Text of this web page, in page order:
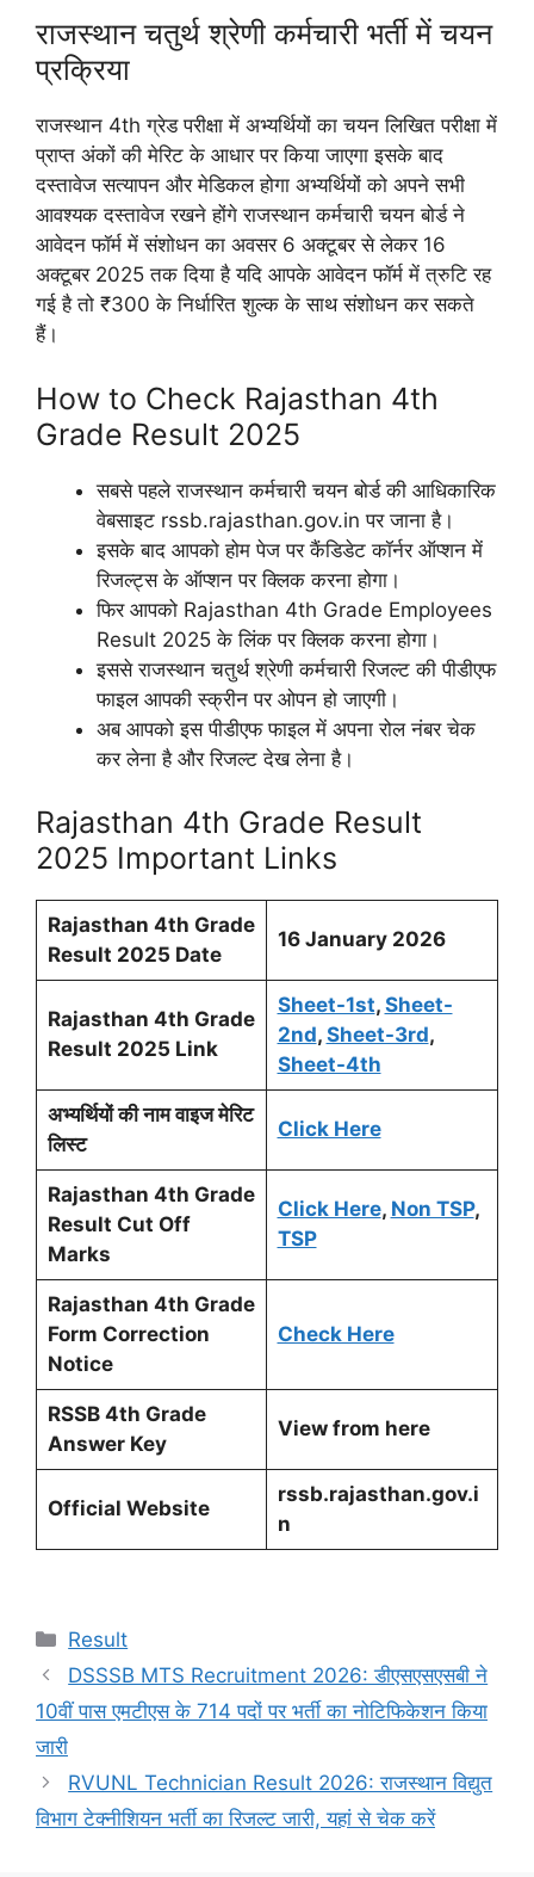
राजस्थान चतुर्थ श्रेणी कर्मचारी भर्ती में चयन
प्रक्रिया
राजस्थान 4th ग्रेड परीक्षा में अभ्यर्थियों का चयन लिखित परीक्षा में
प्राप्त अंकों की मेरिट के आधार पर किया जाएगा इसके बाद
दस्तावेज सत्यापन और मेडिकल होगा अभ्यर्थियों को अपने सभी
आवश्यक दस्तावेज रखने होंगे राजस्थान कर्मचारी चयन बोर्ड ने
आवेदन फॉर्म में संशोधन का अवसर 6 अक्टूबर से लेकर 16
अक्टूबर 2025 तक दिया है यदि आपके आवेदन फॉर्म में त्रुटि रह
गई है तो ₹300 के निर्धारित शुल्क के साथ संशोधन कर सकते
हैं।
How to Check Rajasthan 4th
Grade Result 2025
सबसे पहले राजस्थान कर्मचारी चयन बोर्ड की आधिकारिक
वेबसाइट rssb.rajasthan.gov.in पर जाना है।
इसके बाद आपको होम पेज पर कैंडिडेट कॉर्नर ऑप्शन में
रिजल्ट्स के ऑप्शन पर क्लिक करना होगा।
फिर आपको Rajasthan 4th Grade Employees
Result 2025 के लिंक पर क्लिक करना होगा।
इससे राजस्थान चतुर्थ श्रेणी कर्मचारी रिजल्ट की पीडीएफ
फाइल आपकी स्क्रीन पर ओपन हो जाएगी।
अब आपको इस पीडीएफ फाइल में अपना रोल नंबर चेक
कर लेना है और रिजल्ट देख लेना है।
Rajasthan 4th Grade Result
2025 Important Links
Rajasthan 4th Grade
Result 2025 Date
16 January 2026
Rajasthan 4th Grade
Result 2025 Link
Sheet-1st, Sheet-
2nd, Sheet-3rd,
Sheet-4th
अभ्यर्थियों की नाम वाइज मेरिट
लिस्ट
Click Here
Rajasthan 4th Grade
Result Cut Off
Marks
Click Here, Non TSP,
TSP
Rajasthan 4th Grade
Form Correction
Notice
Check Here
RSSB 4th Grade
Answer Key
View from here
Official Website
rssb.rajasthan.gov.i
n
Categories
Result
DSSSB MTS Recruitment 2026: डीएसएसएसबी ने
10वीं पास एमटीएस के 714 पदों पर भर्ती का नोटिफिकेशन किया
जारी
RVUNL Technician Result 2026: राजस्थान विद्युत
विभाग टेक्नीशियन भर्ती का रिजल्ट जारी, यहां से चेक करें